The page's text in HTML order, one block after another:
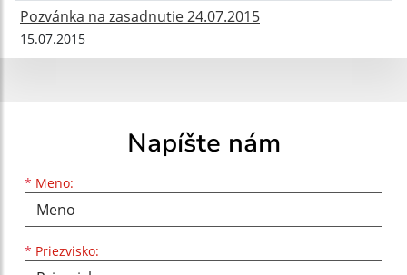
Pozvánka na zasadnutie 24.07.2015
15.07.2015
Napíšte nám
* Meno:
Meno
* Priezvisko:
Priezvisko
E-mailová adresa